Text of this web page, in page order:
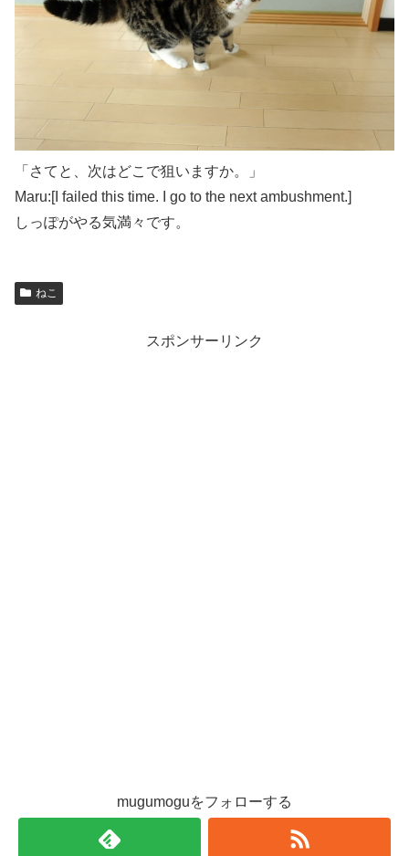
「さてと、次はどこで狙いますか。」
Maru:[I failed this time. I go to the next ambushment.]
しっぽがやる気満々です。
ねこ
スポンサーリンク
mugumoguをフォローする